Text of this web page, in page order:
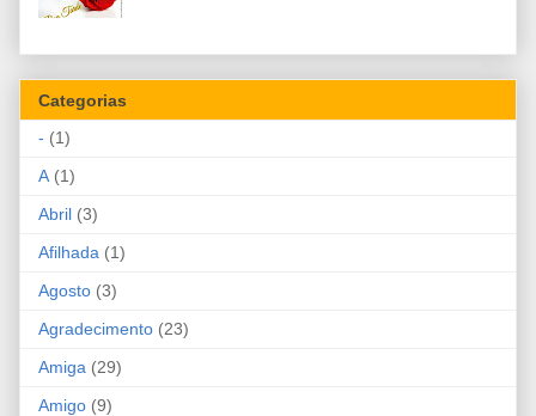
Categorias
- (1)
A (1)
Abril (3)
Afilhada (1)
Agosto (3)
Agradecimento (23)
Amiga (29)
Amigo (9)